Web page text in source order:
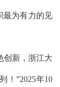
最为有力的见
创新，浙江大
！”2025年10